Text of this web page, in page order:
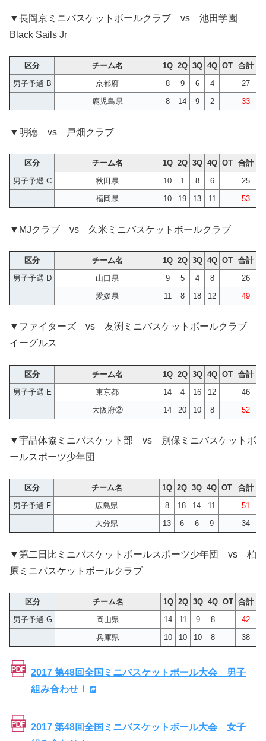
▼長岡京ミニバスケットボールクラブ vs 池田学園
Black Sails Jr
区分 チーム名 1Q 2Q 3Q 4Q OT
合計
男子予選 B
京都府 8 9 6 4
27
鹿児島県
8 14 9 2 33
▼明徳 vs 戸畑クラブ
区分 チーム名 1Q 2Q 3Q 4Q OT
合計
男子予選 C
秋田県 10 1 8 6
25
福岡県
10 19 13 11 53
▼MJクラブ vs 久米ミニバスケットボールクラブ
区分 チーム名 1Q 2Q 3Q 4Q OT
合計
男子予選 D
山口県 9 5 4 8
26
愛媛県
11 8 18 12 49
▼ファイターズ vs 友渕ミニバスケットボールクラブ
イーグルス
区分 チーム名 1Q 2Q 3Q 4Q OT
合計
男子予選 E
東京都 14 4 16 12
46
大阪府②
14 20 10 8 52
▼宇品体協ミニバスケット部 vs 別保ミニバスケットボ
ールスポーツ少年団
区分 チーム名 1Q 2Q 3Q 4Q OT
合計
男子予選 F
広島県 8 18 14 11
51
大分県
13 6 6 9 34
▼第二日比ミニバスケットボールスポーツ少年団 vs 柏
原ミニバスケットボールクラブ
区分 チーム名 1Q 2Q 3Q 4Q OT 合計
男子予選 G
岡山県 14 11 9 8
42
兵庫県
10 10 10 8 38
2017 第48回全国ミニバスケットボール大会 男子
組み合わせ！
2017 第48回全国ミニバスケットボール大会 女子